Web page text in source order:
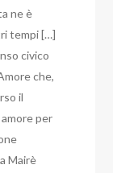
ne è
tempi […]
civico
che,
il
per
Mairè